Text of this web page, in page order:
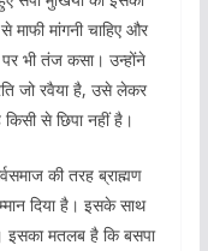
माफी मांगनी चाहिए और
पर भी तंज कसा। उन्होंने
जो रवैया है, उसे लेकर
से छिपा नहीं है।
की तरह ब्राह्मण
दिया है। इसके साथ
इसका मतलब है कि बसपा